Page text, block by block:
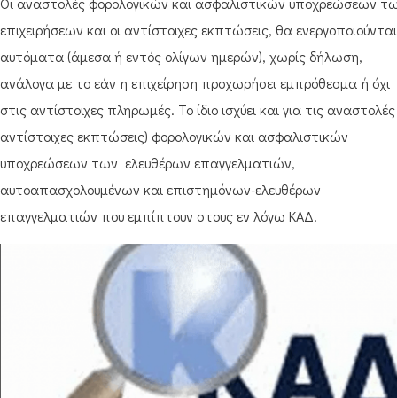
επιχειρήσεων και οι αντίστοιχες εκπτώσεις, θα ενεργοποιούνται
αυτόματα (άμεσα ή εντός ολίγων ημερών), χωρίς δήλωση,
ανάλογα με το εάν η επιχείρηση προχωρήσει εμπρόθεσμα ή όχι
στις αντίστοιχες πληρωμές. Το ίδιο ισχύει και για τις
αντίστοιχες εκπτώσεις) φορολογικών και ασφαλιστικών
υποχρεώσεων των ελευθέρων επαγγελματιών,
αυτοαπασχολουμένων και επιστημόνων-ελευθέρων
επαγγελματιών που εμπίπτουν στους εν λόγω ΚΑΔ.